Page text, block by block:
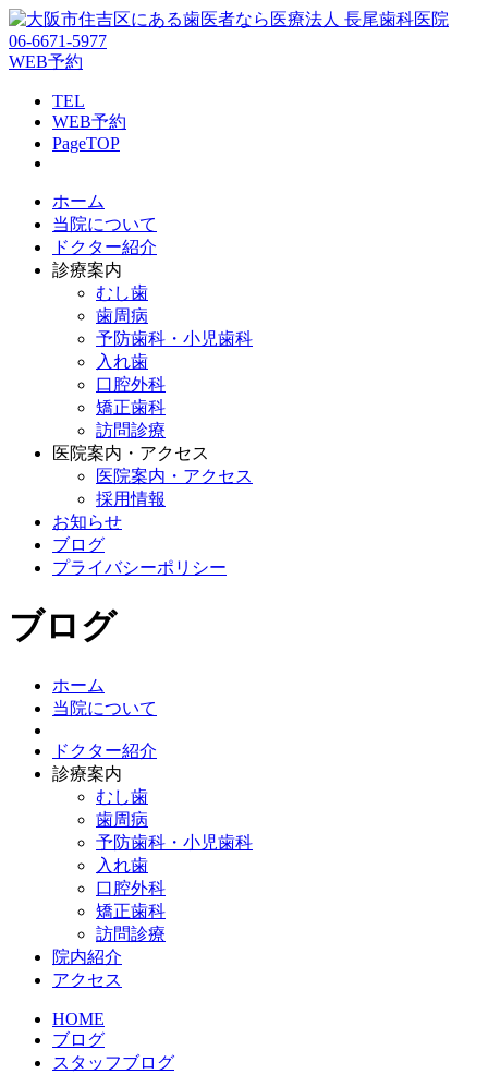
06-6671-5977
WEB予約
TEL
WEB予約
PageTOP
ホーム
当院について
ドクター紹介
診療案内
むし歯
歯周病
予防歯科・小児歯科
入れ歯
口腔外科
矯正歯科
訪問診療
医院案内・アクセス
医院案内・アクセス
採用情報
お知らせ
ブログ
プライバシーポリシー
ブログ
ホーム
当院について
ドクター紹介
診療案内
むし歯
歯周病
予防歯科・小児歯科
入れ歯
口腔外科
矯正歯科
訪問診療
院内紹介
アクセス
HOME
ブログ
スタッフブログ